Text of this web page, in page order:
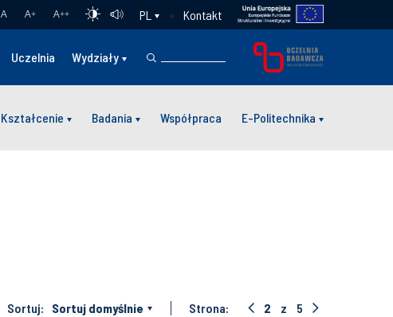
A A+ A++ PL Kontakt
Uczelnia Wydziały
Kształcenie Badania Współpraca E-Politechnika
Sortuj: Sortuj domyślnie Strona: 2 z 5